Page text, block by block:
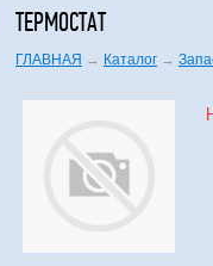
ТЕРМОСТАТ
ГЛАВНАЯ → Каталог →